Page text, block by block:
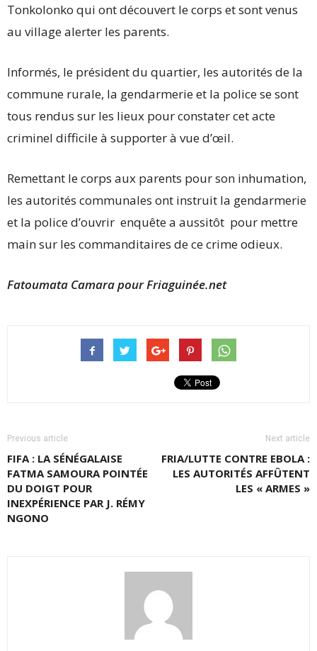
Tonkolonko qui ont découvert le corps et sont venus
au village alerter les parents.
Informés, le président du quartier, les autorités de la
commune rurale, la gendarmerie et la police se sont
tous rendus sur les lieux pour constater cet acte
criminel difficile à supporter à vue d’œil.
Remettant le corps aux parents pour son inhumation,
les autorités communales ont instruit la gendarmerie
et la police d’ouvrir enquête a aussitôt pour mettre
main sur les commanditaires de ce crime odieux.
Fatoumata Camara pour Friaguinée.net
Previous article
FIFA : LA SÉNÉGALAISE
FATMA SAMOURA POINTÉE
DU DOIGT POUR
INEXPÉRIENCE PAR J. RÉMY
NGONO
Next article
FRIA/LUTTE CONTRE EBOLA :
LES AUTORITÉS AFFÛTENT
LES « ARMES »